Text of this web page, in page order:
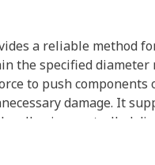
a reliable method
the specified diameter
to push components
damage. It
allowing controlled
to separate